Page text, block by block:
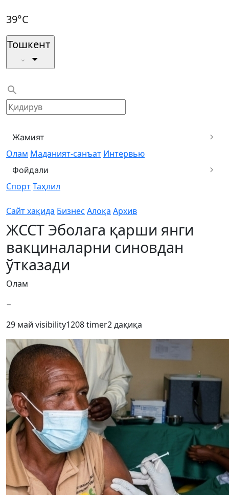
39°C
Тошкент
Жамият
Олам Маданият-санъат Интервью
Фойдали
СпортТаҳлил
Сайт хақида Бизнес Алоқа Архив
ЖССТ Эболага қарши янги
вакциналарни синовдан
ўтказади
Олам
−
29 май visibility1208timer2 дақиқа